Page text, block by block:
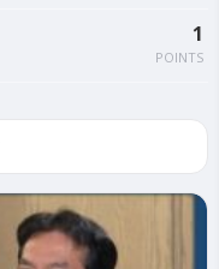
1
POINTS